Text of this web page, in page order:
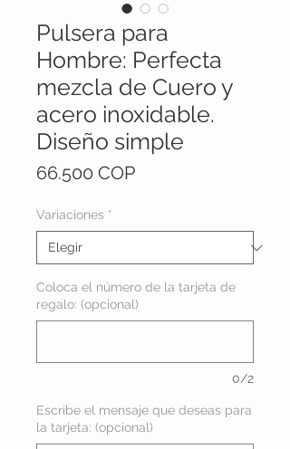
Pulsera para
Hombre: Perfecta
mezcla de Cuero y
acero inoxidable.
Diseño simple
66.500 COPPrecio
Variaciones *
Coloca el número de la tarjeta de
regalo: (opcional)
0/2
Escribe el mensaje que deseas para
la tarjeta: (opcional)